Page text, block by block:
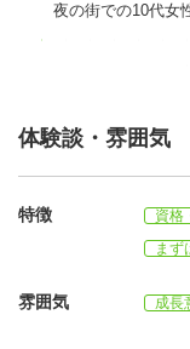
夜の街での10代女
体験談・雰囲気
特徴 資格
まず
雰囲気 成長